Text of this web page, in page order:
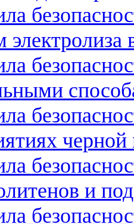
электролиза
черной
и